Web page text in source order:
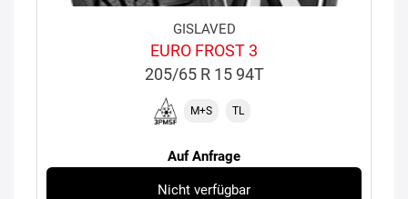
GISLAVED
EURO FROST 3
205/65 R 15 94T
M+S TL
Auf Anfrage
Nicht verfügbar